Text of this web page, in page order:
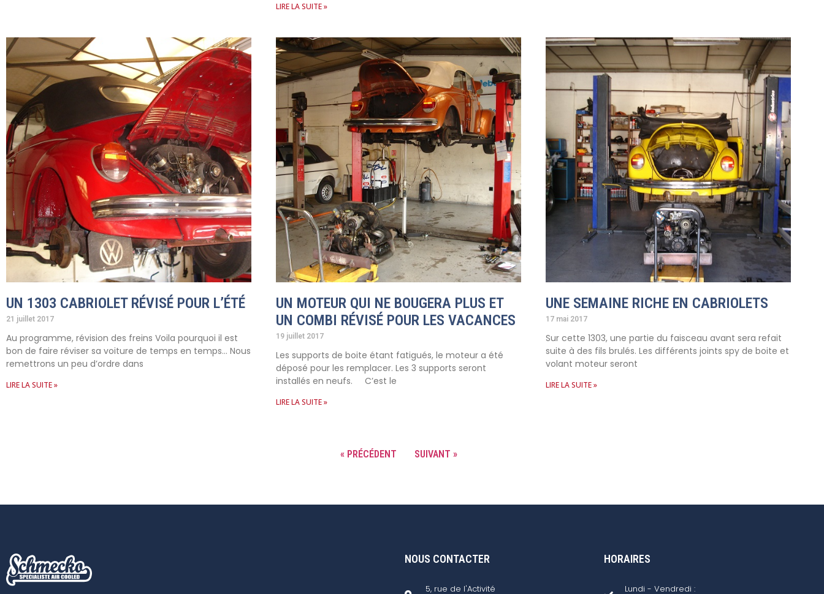
LIRE LA SUITE »
UN 1303 CABRIOLET RÉVISÉ POUR L’ÉTÉ
21 juillet 2017
Au programme, révision des freins Voila pourquoi il est
bon de faire réviser sa voiture de temps en temps… Nous
remettrons un peu d’ordre dans
LIRE LA SUITE »
UN MOTEUR QUI NE BOUGERA PLUS ET
UN COMBI RÉVISÉ POUR LES VACANCES
19 juillet 2017
Les supports de boite étant fatigués, le moteur a été
déposé pour les remplacer. Les 3 supports seront
installés en neufs. C’est le
LIRE LA SUITE »
UNE SEMAINE RICHE EN CABRIOLETS
17 mai 2017
Sur cette 1303, une partie du faisceau avant sera refait
suite à des fils brulés. Les différents joints spy de boite et
volant moteur seront
LIRE LA SUITE »
« PRÉCÉDENT SUIVANT »
NOUS CONTACTER
5, rue de l'Activité
HORAIRES
Lundi - Vendredi :